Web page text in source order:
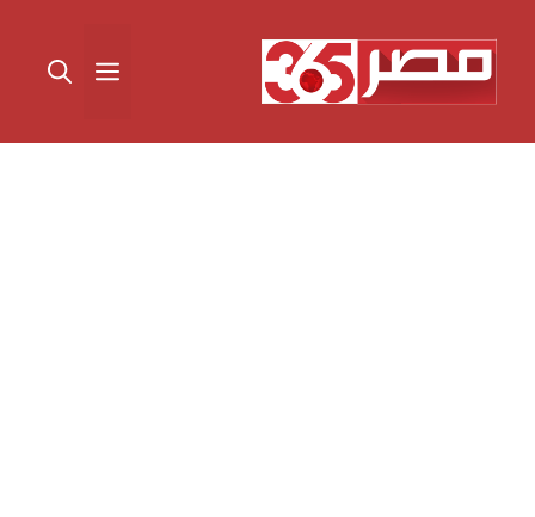
المحتوى القائمة